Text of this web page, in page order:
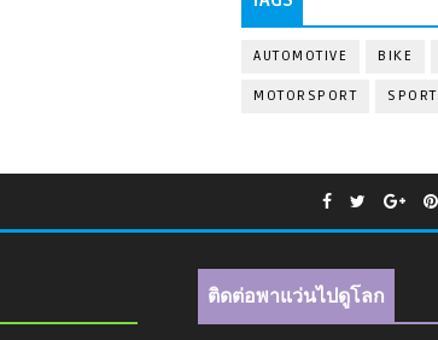
AUTOMOTIVE BIKE
MOTORSPORT SPORT
ติดต่อพาแว่นไปดูโลก